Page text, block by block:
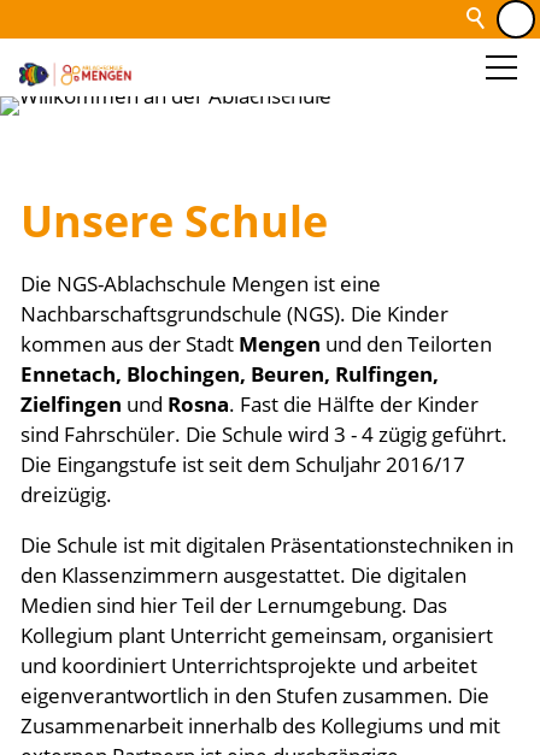
Unsere Schule
Die NGS-Ablachschule Mengen ist eine
Nachbarschaftsgrundschule (NGS). Die Kinder
kommen aus der Stadt Mengen und den Teilorten
Ennetach, Blochingen, Beuren, Rulfingen,
Zielfingen und Rosna. Fast die Hälfte der Kinder
sind Fahrschüler. Die Schule wird 3 - 4 zügig geführt.
Die Eingangstufe ist seit dem Schuljahr 2016/17
dreizügig.
Die Schule ist mit digitalen Präsentationstechniken in
den Klassenzimmern ausgestattet. Die digitalen
Medien sind hier Teil der Lernumgebung. Das
Kollegium plant Unterricht gemeinsam, organisiert
und koordiniert Unterrichtsprojekte und arbeitet
eigenverantwortlich in den Stufen zusammen. Die
Zusammenarbeit innerhalb des Kollegiums und mit